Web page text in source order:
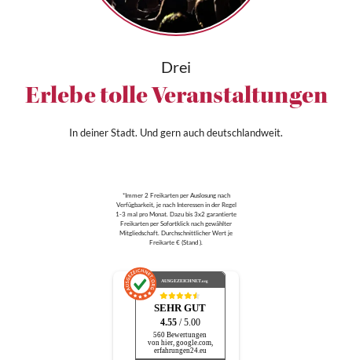
Drei
Erlebe tolle Veranstaltungen
In deiner Stadt. Und gern auch deutschlandweit.
*Immer 2 Freikarten per Auslosung nach
Verfügbarkeit, je nach Interessen in der Regel
1-3 mal pro Monat. Dazu bis 3x2 garantierte
Freikarten per Sofortklick nach gewählter
Mitgliedschaft. Durchschnittlicher Wert je
Freikarte € (Stand ).
AUSGEZEICHNET.org
SEHR GUT
4.55 / 5.00
560 Bewertungen
von hier, google.com,
erfahrungen24.eu